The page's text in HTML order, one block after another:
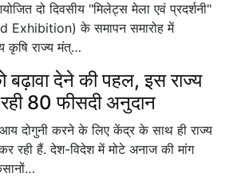
दो दिवसीय "मिलेट्स मेला एवं प्रदर्शनी"
Exhibition) के समापन समारोह में
कृषि राज्य मंत्…
बढ़ावा देने की पहल, इस राज्य
80 फीसदी अनुदान
दोगुनी करने के लिए केंद्र के साथ ही राज्य
रही हैं. देश-विदेश में मोटे अनाज की मांग